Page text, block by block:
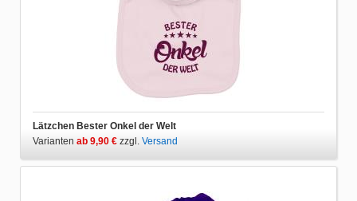
Lätzchen Bester Onkel der Welt
Varianten ab 9,90 € zzgl. Versand